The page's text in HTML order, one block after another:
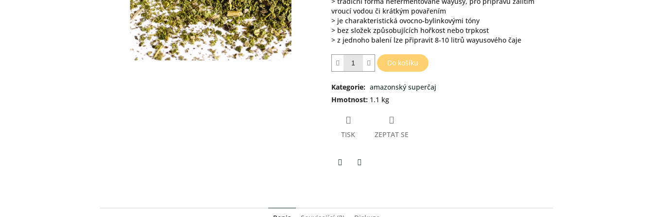
vroucí vodou či krátkým povařením
> je charakteristická ovocno-bylinkovými tóny
> bez složek způsobujících hořkost nebo trpkost
> z jednoho balení lze připravit 8-10 litrů wayusového čaje
Do košíku
Kategorie: amazonský superčaj
Hmotnost: 1.1 kg
TISK ZEPTAT SE